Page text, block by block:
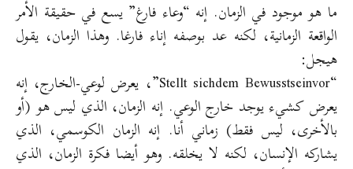
ما هو موجود في الزمان. إنه “وعاء فارغ” يسع في حقيقة الأمر
الواقعة الزمانية، لكنه عد بوصفه إناء فارغا. وهذا الزمان، يقول
هيجل:
“Stellt sichdem Bewusstseinvor”، يعرض لوعي-الخارج، إنه
يعرض كشيء يوجد خارج الوعي. إنه الزمان، الذي ليس هو (أو
بالأخرى، ليس فقط) زماني أنا. إنه الزمان الكوسمي، الذي
يشاركه الإنسان، لكنه لا يخلقه. وهو أيضا فكرة الزمان، الذي